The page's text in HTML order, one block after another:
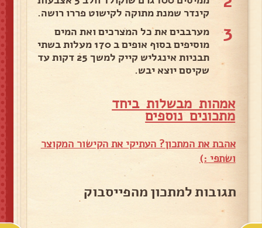
קינדר שמנת מתוקה לקישוט פררו רושה.
3
מערבבים את כל המצרכים ואת המים
מוסיפים בסוף אופים ב 170 מעלות בשתי
תבניות אינגליש קייק למשך 25 דקות עד
שקיסם יוצא יבש.
אמהות מבשלות ביחד
מתכונים נוספים
אהבת את המתכון? העתיקי את הקישור המקוצר
ושתפי :)
תגובות למתכון מהפייסבוק